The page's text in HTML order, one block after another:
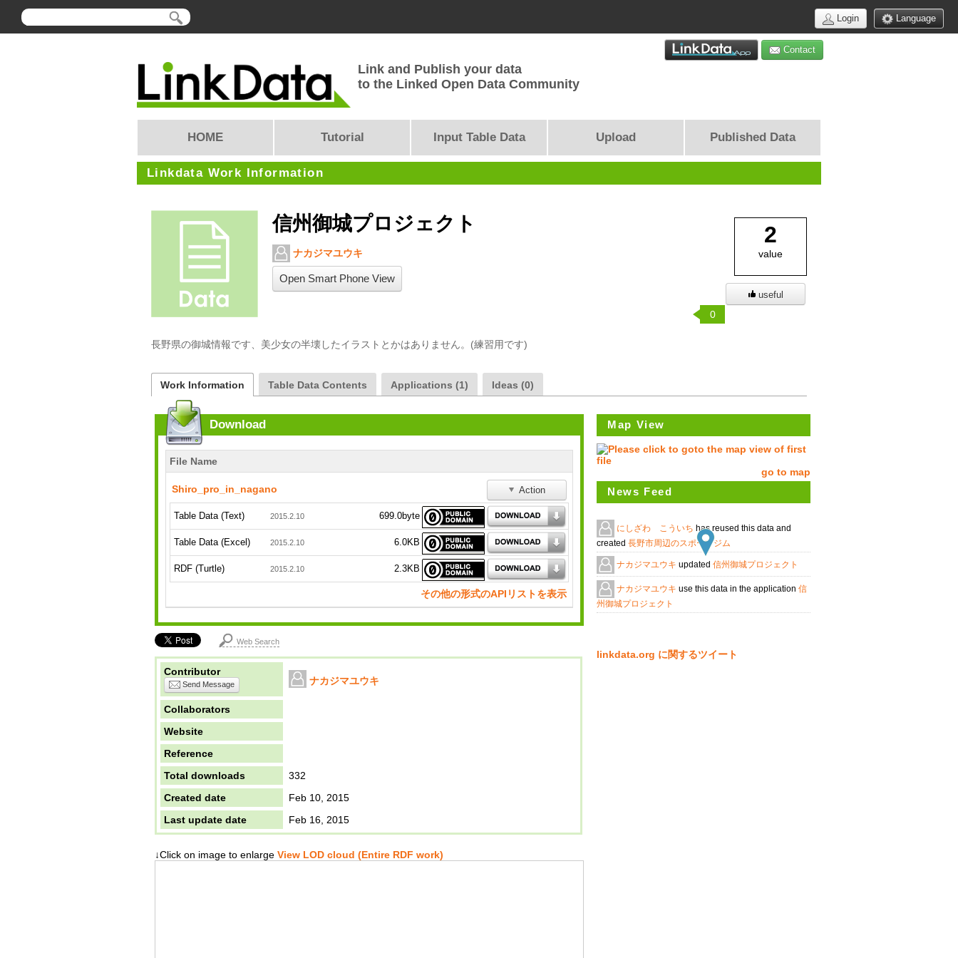
Language
Login
Contact
Link and Publish your data
to the Linked Open Data Community
HOME Tutorial Input Table Data Upload Published Data
Linkdata Work Information
信州御城プロジェクト
ナカジマユウキ
Open Smart Phone View
長野県の御城情報です、美少女の半壊したイラストとかはありません。(練習用です)
2
value
useful
0
Work Information Table Data Contents Applications (1) Ideas (0)
Download
File Name
Shiro_pro_in_nagano Action
Table Data (Text) 2015.2.10 699.0byte
Table Data (Excel) 2015.2.10 6.0KB
RDF (Turtle) 2015.2.10 2.3KB
その他の形式のAPIリストを表示
Web Search
Contributor
Send Message ナカジマユウキ
Collaborators
Website
Reference
Total downloads
332
Created date
Feb 10, 2015
Last update date
Feb 16, 2015
↓Click on image to enlarge View LOD cloud (Entire RDF work)
Map View
go to map
News Feed
にしざわ こういち has reused this data and
created 長野市周辺のスポーツジム
ナカジマユウキ updated 信州御城プロジェクト
ナカジマユウキ use this data in the application 信
州御城プロジェクト
linkdata.org に関するツイート